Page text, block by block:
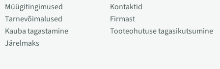
Müügitingimused
Tarnevõimalused
Kauba tagastamine
Järelmaks
Kontaktid
Firmast
Tooteohutuse tagasikutsumine